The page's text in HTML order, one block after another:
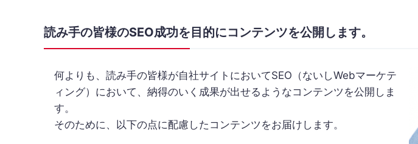
読み手の皆様のSEO成功を目的にコンテンツを公開します。
何よりも、読み手の皆様が自社サイトにおいてSEO（ないしWebマーケテ
ィング）において、納得のいく成果が出せるようなコンテンツを公開しま
す。
そのために、以下の点に配慮したコンテンツをお届けします。